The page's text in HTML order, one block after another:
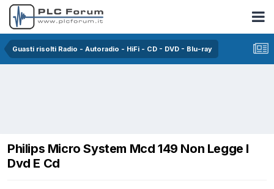
Guasti risolti Radio - Autoradio - HiFi - CD - DVD - Blu-ray
Philips Micro System Mcd 149 Non Legge I
Dvd E Cd